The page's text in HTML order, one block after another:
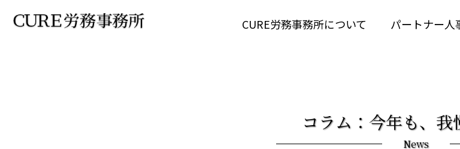
CURE労務事務所について パートナー人
コラム：今年も、我
News